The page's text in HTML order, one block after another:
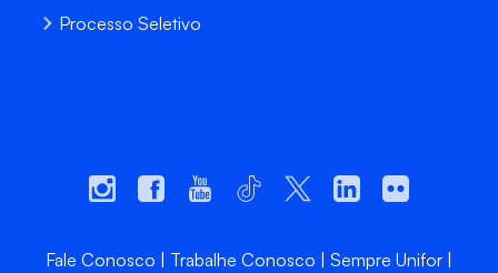
Processo Seletivo
Fale Conosco Trabalhe Conosco
Sempre Unifor